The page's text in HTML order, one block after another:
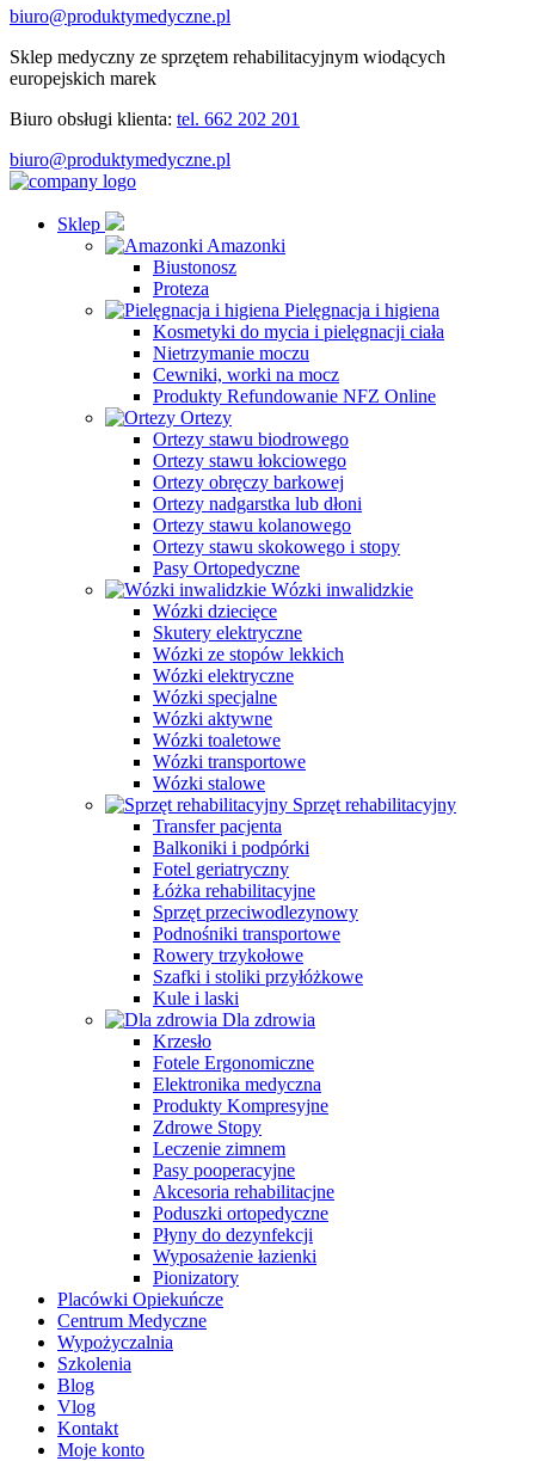
biuro@produktymedyczne.pl
Sklep medyczny ze sprzętem rehabilitacyjnym wiodących
europejskich marek
Biuro obsługi klienta: tel. 662 202 201
biuro@produktymedyczne.pl
Sklep
Amazonki
Biustonosz
Proteza
Pielęgnacja i higiena
Kosmetyki do mycia i pielęgnacji ciała
Nietrzymanie moczu
Cewniki, worki na mocz
Produkty Refundowanie NFZ Online
Ortezy
Ortezy stawu biodrowego
Ortezy stawu łokciowego
Ortezy obręczy barkowej
Ortezy nadgarstka lub dłoni
Ortezy stawu kolanowego
Ortezy stawu skokowego i stopy
Pasy Ortopedyczne
Wózki inwalidzkie
Wózki dziecięce
Skutery elektryczne
Wózki ze stopów lekkich
Wózki elektryczne
Wózki specjalne
Wózki aktywne
Wózki toaletowe
Wózki transportowe
Wózki stalowe
Sprzęt rehabilitacyjny
Transfer pacjenta
Balkoniki i podpórki
Fotel geriatryczny
Łóżka rehabilitacyjne
Sprzęt przeciwodlezynowy
Podnośniki transportowe
Rowery trzykołowe
Szafki i stoliki przyłóżkowe
Kule i laski
Dla zdrowia
Krzesło
Fotele Ergonomiczne
Elektronika medyczna
Produkty Kompresyjne
Zdrowe Stopy
Leczenie zimnem
Pasy pooperacyjne
Akcesoria rehabilitacjne
Poduszki ortopedyczne
Płyny do dezynfekcji
Wyposażenie łazienki
Pionizatory
Placówki Opiekuńcze
Centrum Medyczne
Wypożyczalnia
Szkolenia
Blog
Vlog
Kontakt
Moje konto